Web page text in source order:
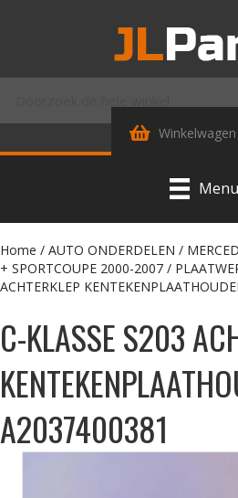
Winkelwagen
Menu
Home / AUTO ONDERDELEN /
+ SPORTCOUPE 2000-2007 /
ACHTERKLEP
C-KLASSE S203
A2037400381